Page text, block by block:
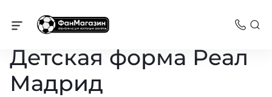
Реал Мадрид
Детская форма Реал
Мадрид